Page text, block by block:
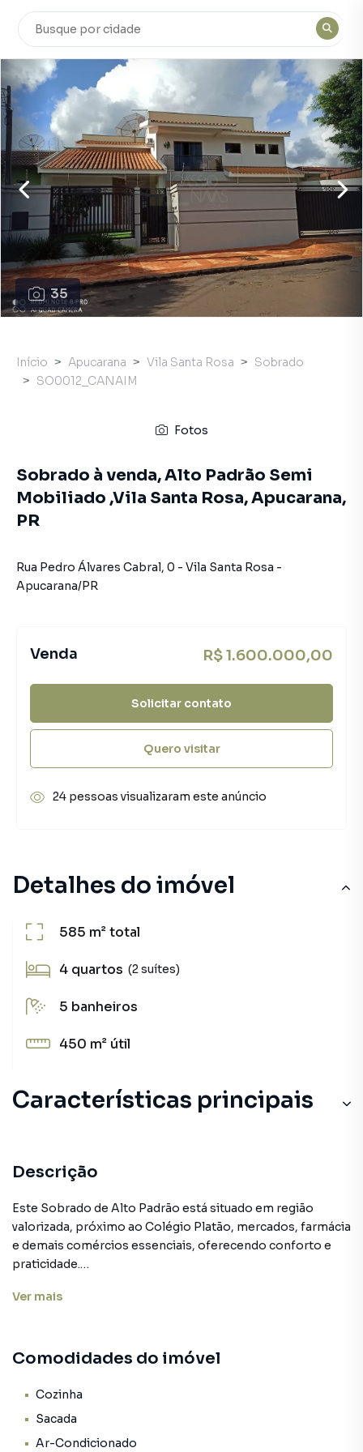
35
Detalhes do imóvel
585 m²total
4 quartos (2 suítes)
5 banheiros
450 m² útil
Características principais
Piscina Aquecida
Closet
Hidromassagem
Descrição
Este Sobrado de Alto Padrão está situado em região
valorizada, próximo ao Colégio Platão, mercados, farmácia
e demais comércios essenciais, oferecendo conforto e
praticidade.
qualidade e bom gosto.
No piso térreo, o hall de entrada dá acesso a espaços
equipada com ar condicionado. Além disso, há um
escritório ideal para trabalho remoto.
Ver mais
Comodidades do imóvel
Cozinha
Sacada
Ar-Condicionado
Início Apucarana Vila Santa Rosa
Sobrado
SO0012_CANAIM
Fotos
Sobrado à venda, Alto Padrão Semi
Mobiliado ,Vila Santa Rosa, Apucarana,
PR
Rua Pedro Álvares Cabral, 0 - Vila Santa Rosa -
Apucarana/PR
Venda R$ 1.600.000,00
Solicitar contato
Quero visitar
24 pessoas visualizaram este anúncio